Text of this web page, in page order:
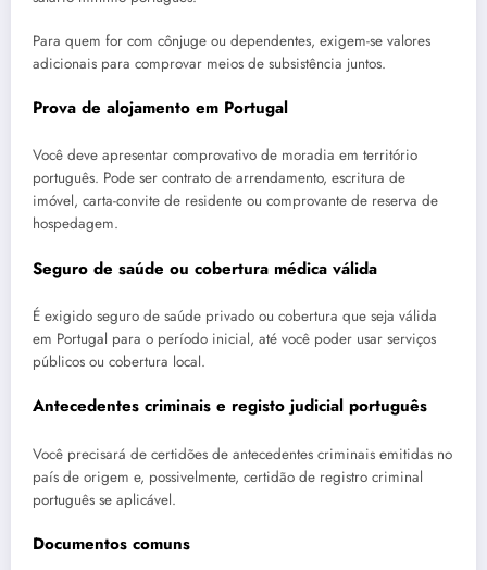
Para quem for com cônjuge ou dependentes, exigem-se valores
adicionais para comprovar meios de subsistência juntos.
Prova de alojamento em Portugal
Você deve apresentar comprovativo de moradia em território
português. Pode ser contrato de arrendamento, escritura de
imóvel, carta-convite de residente ou comprovante de reserva de
hospedagem.
Seguro de saúde ou cobertura médica válida
É exigido seguro de saúde privado ou cobertura que seja válida
em Portugal para o período inicial, até você poder usar serviços
públicos ou cobertura local.
Antecedentes criminais e registo judicial português
Você precisará de certidões de antecedentes criminais emitidas no
país de origem e, possivelmente, certidão de registro criminal
português se aplicável.
Documentos comuns